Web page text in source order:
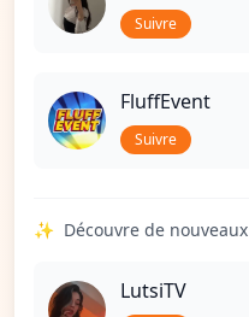
Suivre
FluffEvent
Suivre
✨ Découvre de
LutsiTV